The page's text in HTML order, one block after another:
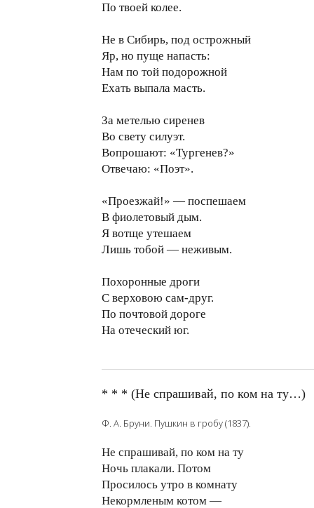
По твоей колее.
Не в Сибирь, под острожный
Яр, но пуще напасть:
Нам по той подорожной
Ехать выпала масть.
За метелью сиренев
Во свету силуэт.
Вопрошают: «Тургенев?»
Отвечаю: «Поэт».
«Проезжай!» — поспешаем
В фиолетовый дым.
Я вотще утешаем
Лишь тобой — неживым.
Похоронные дроги
С верховою сам-друг.
По почтовой дороге
На отеческий юг.
* * * (Не спрашивай, по ком на ту…)
Ф. А. Бруни. Пушкин в гробу (1837).
Не спрашивай, по ком на ту
Ночь плакали. Потом
Просилось утро в комнату
Некормленым котом —